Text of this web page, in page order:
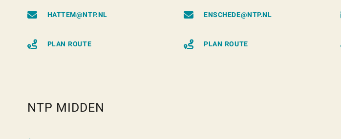
HATTEM@NTP.NL
PLAN ROUTE
ENSCHEDE@NTP.NL
PLAN ROUTE
NTP MIDDEN